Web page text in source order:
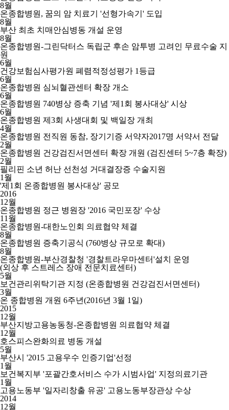
8월
온종합병원, 꿈의 암 치료기 '선형가속기' 도입
8월
부산 최초 치매안심병동 개설 운영
8월
온종합병원-그린닥터스 독립군 후손 암투병 고려인 무료수술 지
원
6월
건강보험심사평가원 폐렴적정성평가 1등급
6월
온종합병원 심뇌혈관센터 확장 개소
6월
온종합병원 740병상 증축 기념 '제1회 봉사대상' 시상
6월
온종합병원 제3회 사생대회 및 백일장 개최
4월
온종합병원 전직원 동참, 장기기증 서약자2017명 서약서 전달
2월
온종합병원 건강검진서면센터 확장 개원 (검진센터 5~7층 확장)
2월
필리핀 소년 허난 선천성 거대결장증 수술지원
1월
'제1회 온종합병원 봉사대상' 공모
2016
12월
온종합병원 정근 병원장 '2016 국민포장' 수상
11월
온종합병원-대한노인회 의료협약 체결
8월
온종합병원 증축기공식 (760병상 규모로 확대)
8월
온종합병원-부산경찰청 '경찰트라우마센터'설치 운영
(외상 후 스트레스 장애 전문치료센터)
5월
보건관리위탁기관 지정 (온종합병원 건강검진서면센터)
3월
온 종합병원 개원 6주년(2016년 3월 1일)
2015
12월
부산지방고용농동청-온종합병원 의료협약 체결
12월
호스피스완화의료 병동 개설
5월
부산시 '2015 고용우수 인증기업'선정
1월
보건복지부 '포괄간호서비스 수가 시범사업' 지정의료기관
1월
고용노동부 '일자리창출 유공' 고용노동부장관상 수상
2014
12월